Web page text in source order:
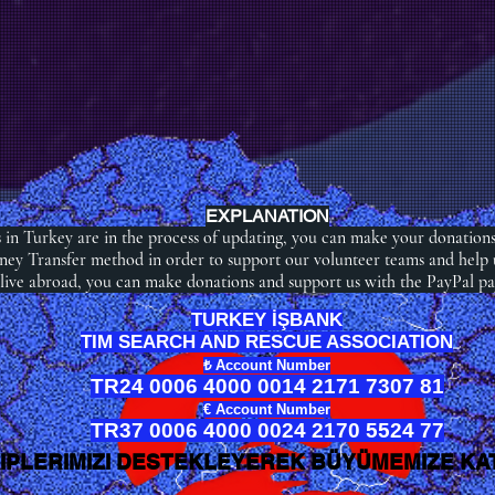
EXPLANATION
Turkey are in the process of updating, you can make your
Transfer method in order to support our volunteer teams and help
abroad, you can make donations and support us with the PayPal
TURKEY İŞBANK
TIM SEARCH AND RESCUE ASSOCIATION
₺ Account Number
TR24 0006 4000 0014 2171 7307 81
€ Account Number
TR37 0006 4000 0024 2170 5524 77
DESTEKLEYEREK BÜYÜMEMIZE
DESTEKLEYEREK BÜYÜMEMIZE